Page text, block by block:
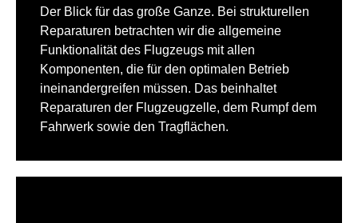
Der Blick für das große Ganze. Bei strukturellen
Reparaturen betrachten wir die allgemeine
Funktionalität des Flugzeugs mit allen
Komponenten, die für den optimalen Betrieb
ineinandergreifen müssen. Das beinhaltet
Reparaturen der Flugzeugzelle, dem Rumpf dem
Fahrwerk sowie den Tragflächen.